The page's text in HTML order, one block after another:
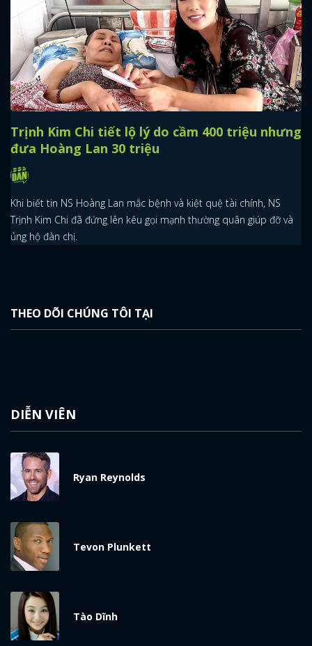
ĐĂNG NHẬP
Trịnh Kim Chi tiết lộ lý do cầm 400 triệu nhưng
đưa Hoàng Lan 30 triệu
Khi biết tin NS Hoàng Lan mắc bệnh và kiệt quệ tài chính, NS
Trịnh Kim Chi đã đứng lên kêu gọi mạnh thường quân giúp đỡ và
ủng hộ đàn chị.
THEO DÕI CHÚNG TÔI TẠI
DIỄN VIÊN
Ryan Reynolds
Tevon Plunkett
Tào Dĩnh